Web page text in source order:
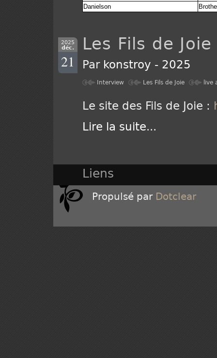
Danielson
2025
déc.
21
Les Fils de
Par konstroy - 2025
Interview Les Fils de Joie live
Le site des Fils de Joie :
Lire la suite...
Liens
Propulsé par Dotclear